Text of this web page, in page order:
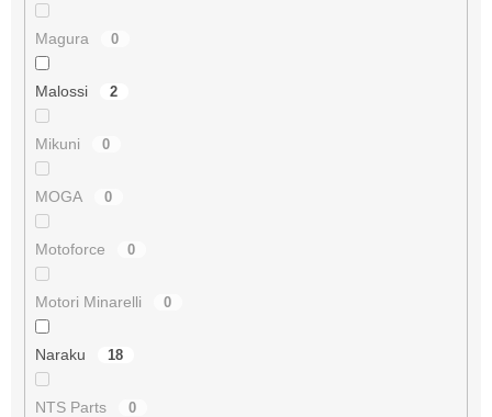
Magura 0
Malossi 2
Mikuni 0
MOGA 0
Motoforce 0
Motori Minarelli 0
Naraku 18
NTS Parts 0